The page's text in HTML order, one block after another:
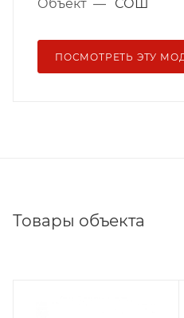
Объект — СОШ
ПОСМОТРЕТЬ ЭТУ
Товары объекта